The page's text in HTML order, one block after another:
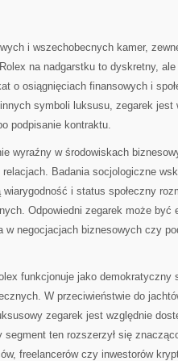
i wszechobecnych kamer,
na nadgarstku to dyskretny,
o osiągnięciach finansowych i
symboli luksusu, zegarek
podpisanie kontraktu.
wyraźny w środowiskach
Badania socjologiczne
i status społeczny
Odpowiedni zegarek może
w negocjacjach biznesowych czy
funkcjonuje jako demokratyczny
W przeciwieństwie do
zegarek jest względnie
segment ten rozszerzył się
freelancerów czy inwestorów